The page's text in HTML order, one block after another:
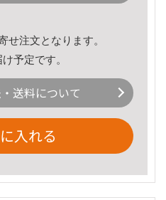
せ注文となります。
予定です。
送料について
入れる